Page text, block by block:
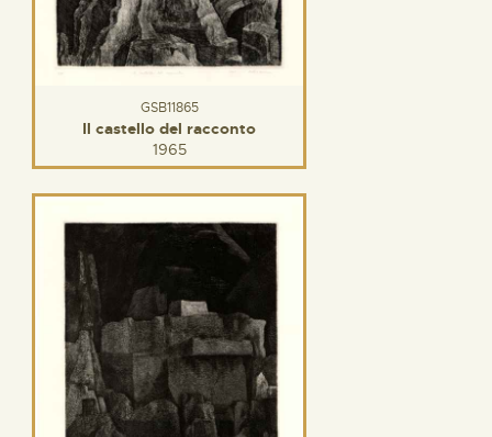
GSB11865
Il castello del racconto
1965